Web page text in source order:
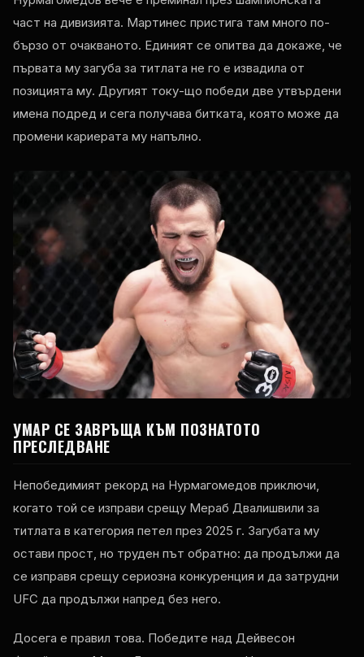
част на дивизията. Мартинес пристига там много по-
бързо от очакваното. Единият се опитва да докаже, че
първата му загуба за титлата не го е извадила от
позицията му. Другият току-що победи две утвърдени
имена подред и сега получава битката, която може да
промени кариерата му напълно.
УМАР СЕ ЗАВРЪЩА КЪМ ПОЗНАТОТО
ПРЕСЛЕДВАНЕ
Непобедимият рекорд на Нурмагомедов приключи,
когато той се изправи срещу Мераб Двалишвили за
титлата в категория петел през 2025 г. Загубата му
остави прост, но труден път обратно: да продължи да
се изправя срещу сериозна конкуренция и да затрудни
UFC да продължи напред без него.
Досега е правил това. Победите над Дейвесон